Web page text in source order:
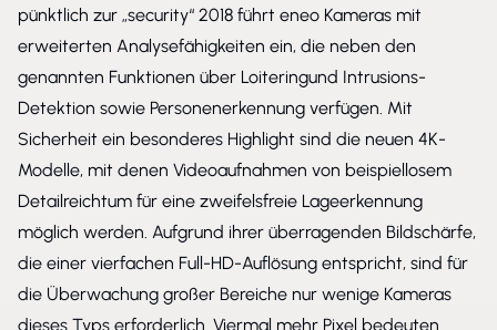
pünktlich zur „security“ 2018 führt eneo Kameras mit
erweiterten Analysefähigkeiten ein, die neben den
genannten Funktionen über Loiteringund Intrusions-
Detektion sowie Personenerkennung verfügen. Mit
Sicherheit ein besonderes Highlight sind die neuen 4K-
Modelle, mit denen Videoaufnahmen von beispiellosem
Detailreichtum für eine zweifelsfreie Lageerkennung
möglich werden. Aufgrund ihrer überragenden Bildschärfe,
die einer vierfachen Full-HD-Auflösung entspricht, sind für
die Überwachung großer Bereiche nur wenige Kameras
dieses Typs erforderlich. Viermal mehr Pixel bedeuten